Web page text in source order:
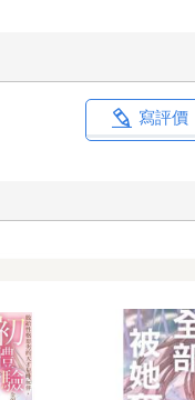
落入獨處的空間，男
保持距離，這番質問讓他
司的活動，寧先生身
寫評價